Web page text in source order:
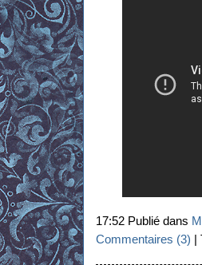
17:52 Publié dans
Commentaires (3) |